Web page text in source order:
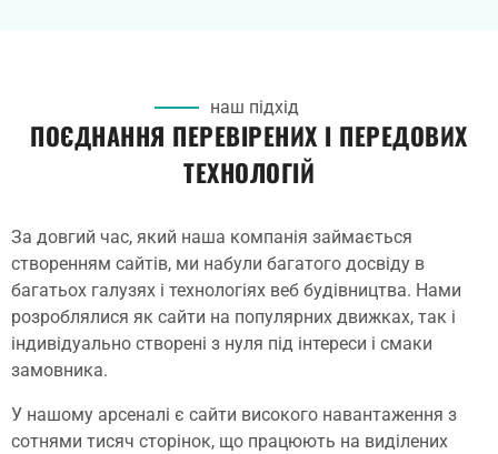
наш підхід
ПОЄДНАННЯ ПЕРЕВІРЕНИХ І ПЕРЕДОВИХ
ТЕХНОЛОГІЙ
За довгий час, який наша компанія займається
створенням сайтів, ми набули багатого досвіду в
багатьох галузях і технологіях веб будівництва. Нами
розроблялися як сайти на популярних движках, так і
індивідуально створені з нуля під інтереси і смаки
замовника.
У нашому арсеналі є сайти високого навантаження з
сотнями тисяч сторінок, що працюють на виділених